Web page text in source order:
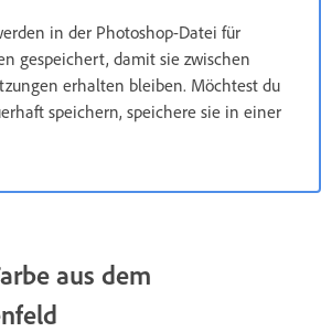
in der Photoshop-Datei für
gespeichert, damit sie zwischen
erhalten bleiben. Möchtest du
speichern, speichere sie in einer
aus dem